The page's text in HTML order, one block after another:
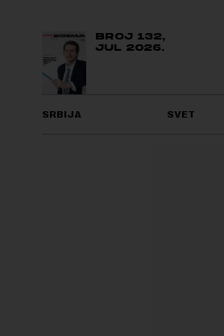
BROJ 132,
JUL 2026.
SRBIJA SVET